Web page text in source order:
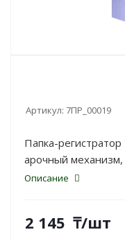
Артикул: 7ПР_00019
Папка-
арочный механизм,
сиреневый.
Описание
2 145 ₸/шт